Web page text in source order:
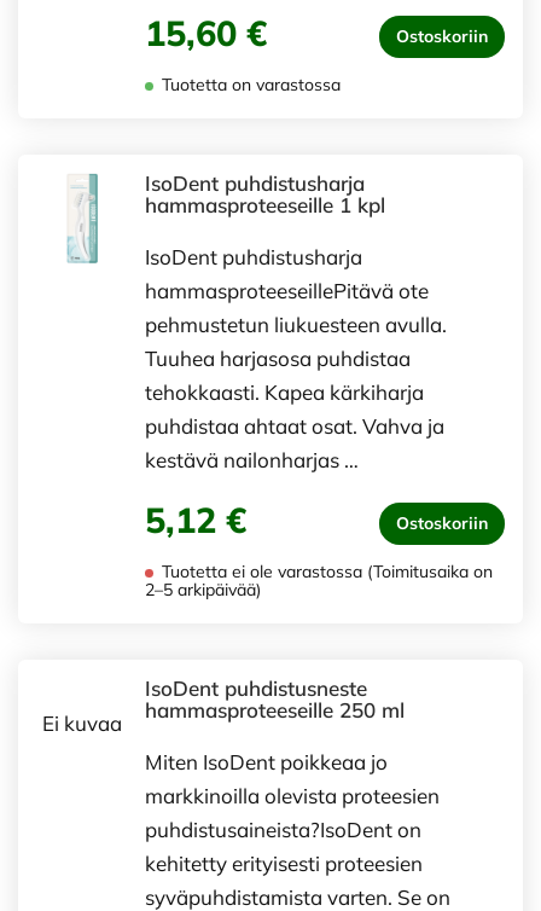
15,60 € Ostoskoriin
Tuotetta on varastossa
IsoDent puhdistusharja
hammasproteeseille 1 kpl
IsoDent puhdistusharja
hammasproteeseillePitävä ote
pehmustetun liukuesteen avulla.
Tuuhea harjasosa puhdistaa
tehokkaasti. Kapea kärkiharja
puhdistaa ahtaat osat. Vahva ja
kestävä nailonharjas …
5,12 € Ostoskoriin
Tuotetta ei ole varastossa (Toimitusaika on
2–5 arkipäivää)
Ei kuvaa
IsoDent puhdistusneste
hammasproteeseille 250 ml
Miten IsoDent poikkeaa jo
markkinoilla olevista proteesien
puhdistusaineista?IsoDent on
kehitetty erityisesti proteesien
syväpuhdistamista varten. Se on